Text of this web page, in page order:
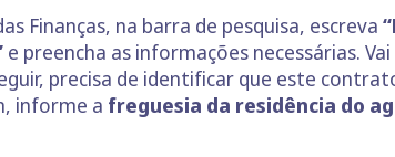
Finanças, na barra de pesquisa, escreva
e preencha as informações necessárias.
precisa de identificar que este
informe a freguesia da residência do